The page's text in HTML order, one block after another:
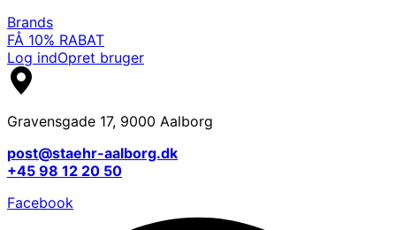
Brands
FÅ 10% RABAT
Log indOpret bruger
Gravensgade 17, 9000 Aalborg
post@staehr-aalborg.dk
+45 98 12 20 50
Facebook